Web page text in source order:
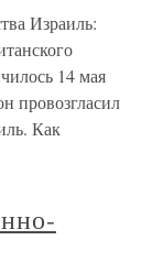
Израиль:
14 мая
провозгласил
Как